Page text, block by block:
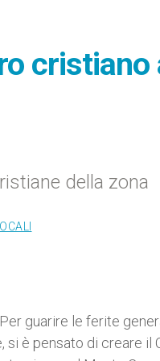
cristiano
della zona
guarire le ferite
si è pensato di creare